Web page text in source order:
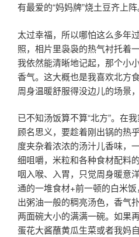
有最爱的“妈妈牌”烧土豆齐上阵
太过幸福，所以哪怕这么多年
照，相片里袅袅的热气衬托
我依然能清晰地记起，那个小
香气。这大概也是我喜欢北方
周身温暖舒服得没边儿的场景
已不知汤饭算不算“北方”。在我
顾名思义，要趁着刚出锅的热
度夹杂着浓浓的汤汁儿香味，
细咀嚼，米粒和各种食材配料
咽入喉、入胃，只觉周身暖意
通的一堆食材+前一顿的白米
出粥油一般的稠亮汤色，香气
两面碗大小的满满一碗。如果
蛋花大酱蘸黄瓜生菜或者我妈